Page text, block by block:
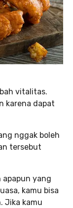
vitalitas.
karena dapat
nggak boleh
tersebut
yang
kamu bisa
Jika kamu